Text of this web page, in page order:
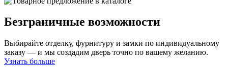
Безграничные возможности
Выбирайте отделку, фурнитуру и замки по индивидуальному
заказу — и мы создадим дверь точно по вашему желанию.
Узнать больше